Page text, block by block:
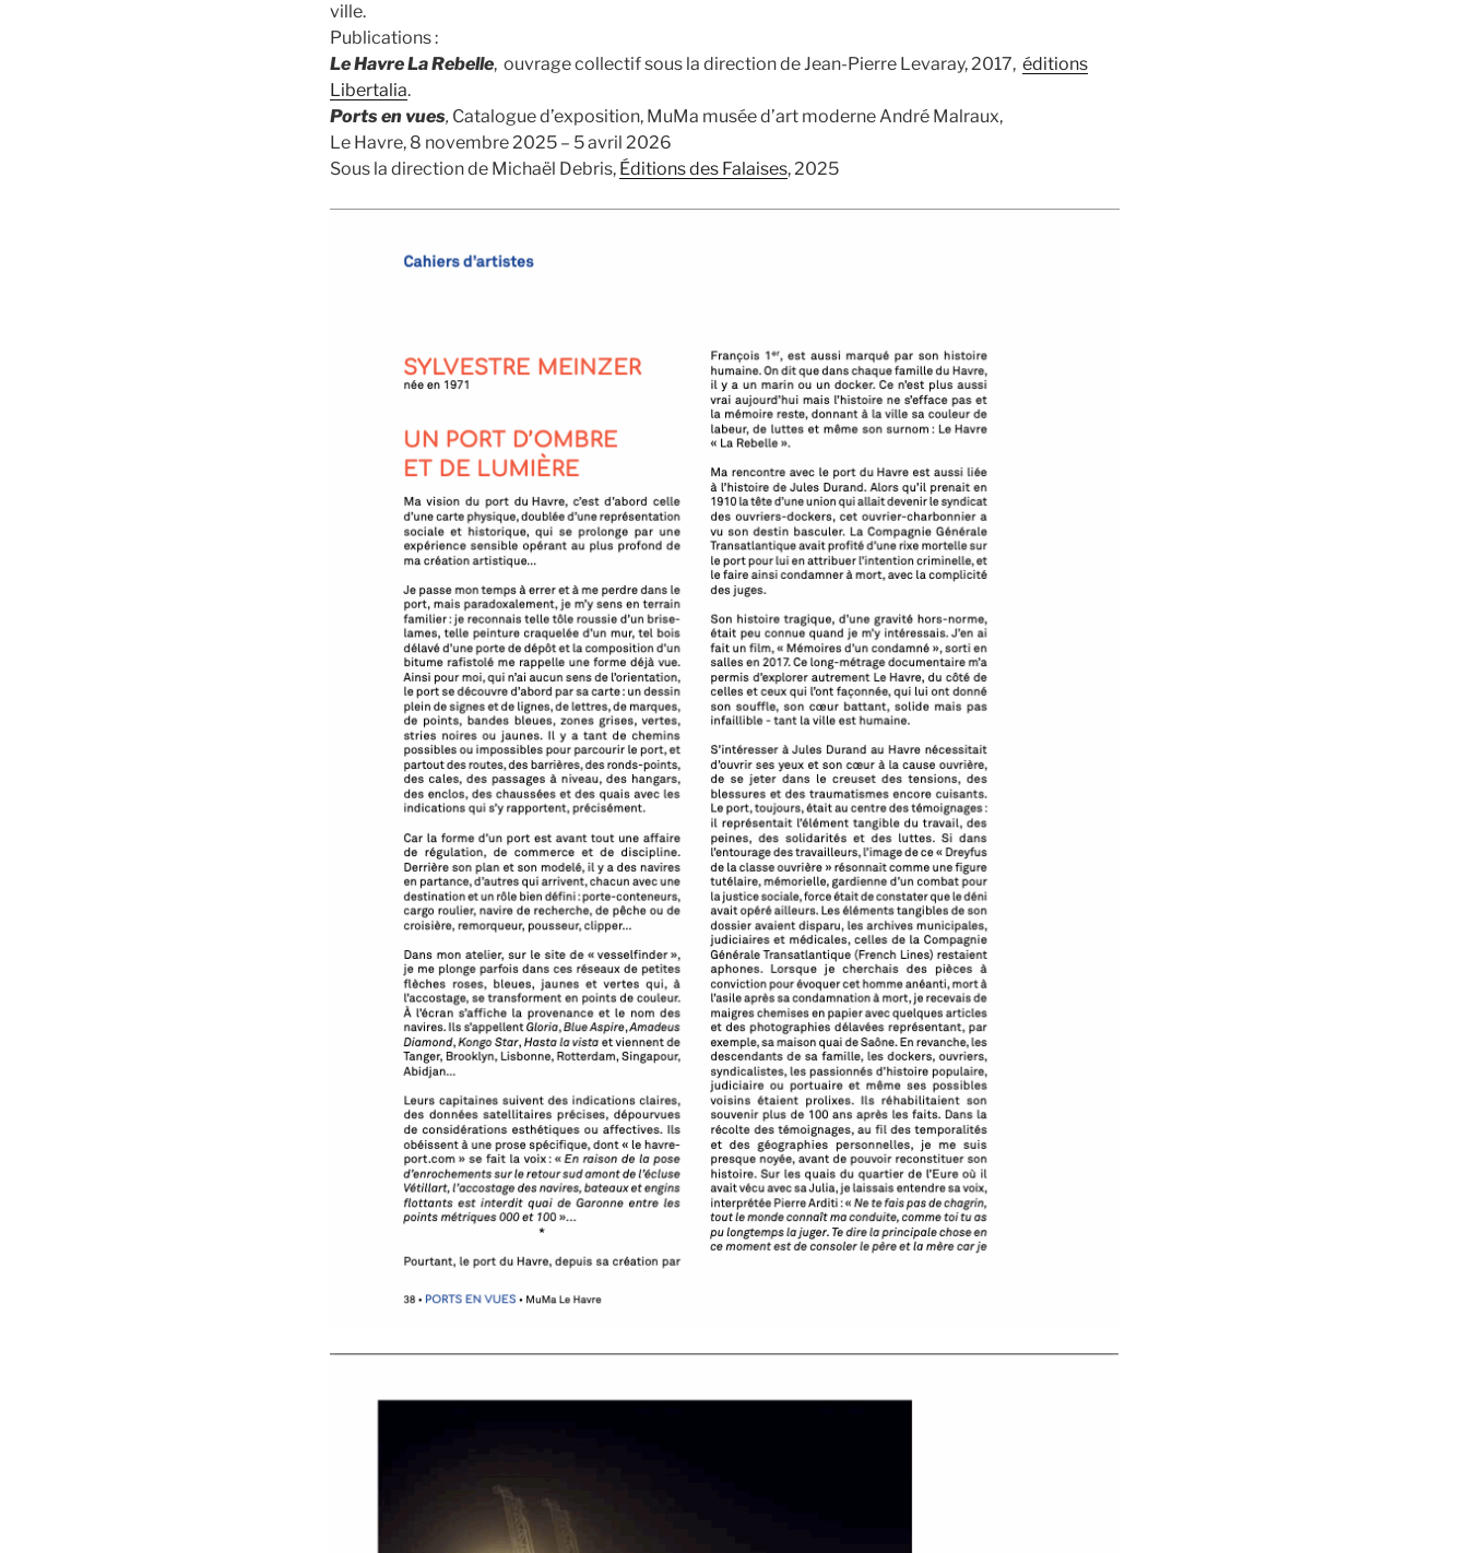
ville.
Publications :
Le Havre La Rebelle, ouvrage collectif sous la direction de Jean-Pierre Levaray, 2017, éditions
Libertalia.
Ports en vues, Catalogue d’exposition, MuMa musée d’art moderne André Malraux,
Le Havre, 8 novembre 2025 – 5 avril 2026
Sous la direction de Michaël Debris, Éditions des Falaises, 2025